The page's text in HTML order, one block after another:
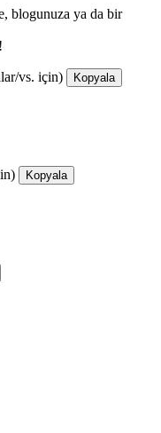
blogunuza ya da bir
vs. için) Kopyala
Kopyala